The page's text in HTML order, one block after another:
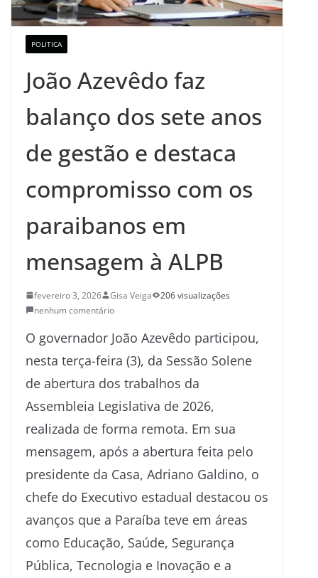
POLITICA
João Azevêdo faz
balanço dos sete anos
de gestão e destaca
compromisso com os
paraibanos em
mensagem à ALPB
fevereiro 3, 2026 Gisa Veiga
206 visualizações
nenhum comentário
O governador João Azevêdo participou,
nesta terça-feira (3), da Sessão Solene
de abertura dos trabalhos da
Assembleia Legislativa de 2026,
realizada de forma remota. Em sua
mensagem, após a abertura feita pelo
presidente da Casa, Adriano Galdino, o
chefe do Executivo estadual destacou os
avanços que a Paraíba teve em áreas
como Educação, Saúde, Segurança
Pública, Tecnologia e Inovação e a